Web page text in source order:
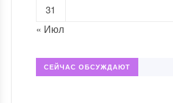
31
« Июл
СЕЙЧАС ОБСУЖДАЮТ